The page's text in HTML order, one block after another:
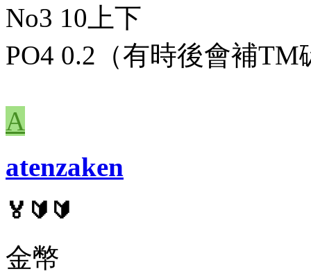
No3 10上下
PO4 0.2（有時後會補
A
atenzaken
🏅🔰🔰
金幣